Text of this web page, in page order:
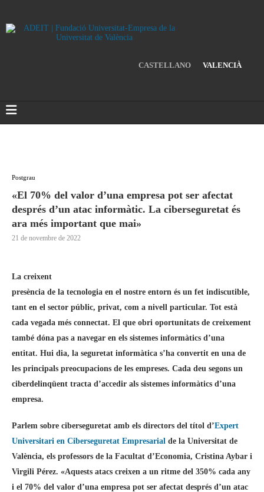
CASTELLANO VALENCIÀ
Postgrau
«El 70% del valor d’una empresa pot ser afectat
després d’un atac informàtic. La ciberseguretat és
ara més important que mai»
21 de novembre de 2022
La creixent
presència de la tecnologia en el nostre entorn és un fet indiscutible,
tant en el sector públic, privat, com a nivell particular. Tot està
cada vegada més connectat. El que obri oportunitats de creixement
també dóna pas a navegar en els sistemes informàtics d’una
entitat. Hui dia, la seguretat informàtica s’ha convertit en una de
les principals preocupacions de les empreses. Cada deu segons un
ciberdelinqüent tracta d’accedir als sistemes informàtics d’una
empresa.
Parlem sobre ciberseguretat amb els directors del títol d’Expert
Universitari en Ciberseguretat Empresarial de la Universitat de
València, els professors de la Facultat d’Economia, Cristina Aybar i
Virgili Pérez. «Aquests atacs creixen a un ritme del 350% cada any
i el 70% del valor d’una empresa pot ser afectat després d’un atac